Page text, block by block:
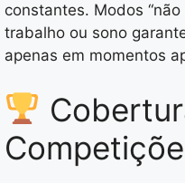
constantes. Modos
trabalho ou sono
apenas em momentos